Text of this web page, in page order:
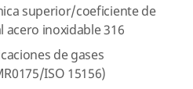
superior/coeficiente de
inoxidable 316
de gases
ISO 15156)